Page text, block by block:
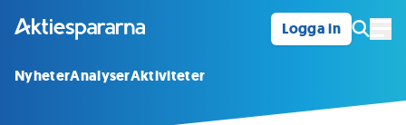
Logga in
NyheterAnalyserAktiviteter